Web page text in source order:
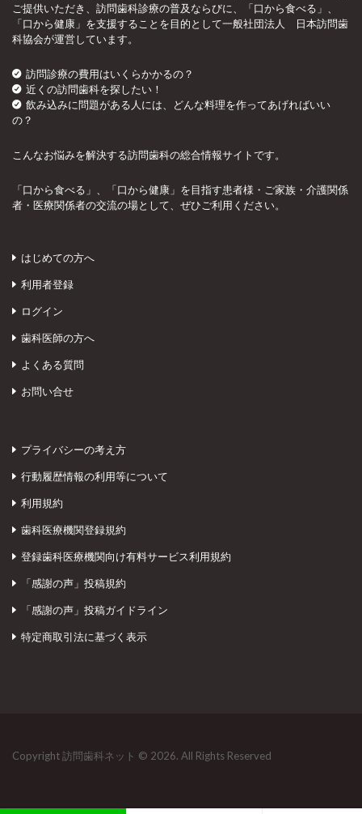
ご提供いただき、訪問歯科診療の普及ならびに、「口から食べる」、
「口から健康」を支援することを目的として一般社団法人 日本訪問歯
科協会が運営しています。
訪問診療の費用はいくらかかるの？
近くの訪問歯科を探したい！
飲み込みに問題がある人には、どんな料理を作ってあげればいい
の？
こんなお悩みを解決する訪問歯科の総合情報サイトです。
「口から食べる」、「口から健康」を目指す患者様・ご家族・介護関係
者・医療関係者の交流の場として、ぜひご利用ください。
はじめての方へ
利用者登録
ログイン
歯科医師の方へ
よくある質問
お問い合せ
プライバシーの考え方
行動履歴情報の利用等について
利用規約
歯科医療機関登録規約
登録歯科医療機関向け有料サービス利用規約
「感謝の声」投稿規約
「感謝の声」投稿ガイドライン
特定商取引法に基づく表示
Copyright 訪問歯科ネット © 2026. All Rights Reserved